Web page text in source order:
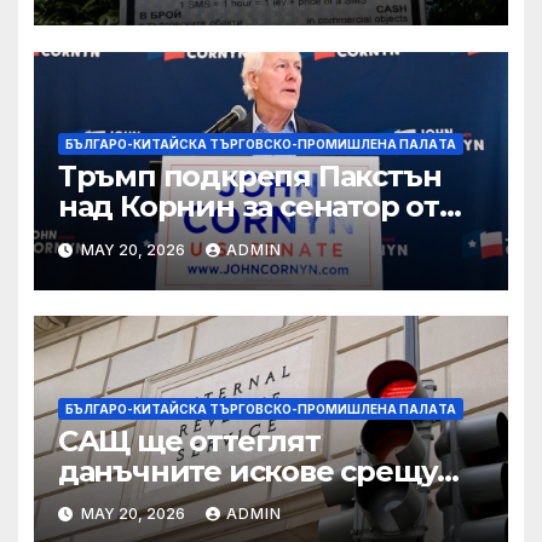
БЪЛГАРО-КИТАЙСКА ТЪРГОВСКО-ПРОМИШЛЕНА ПАЛAТА
Тръмп подкрепя Пакстън
над Корнин за сенатор от
Тексас в шокираща
подкрепа
MAY 20, 2026 ADMIN
БЪЛГАРО-КИТАЙСКА ТЪРГОВСКО-ПРОМИШЛЕНА ПАЛAТА
САЩ ще оттеглят
данъчните искове срещу
Тръмп „завинаги“ в
сделката за съдебно дело с
MAY 20, 2026 ADMIN